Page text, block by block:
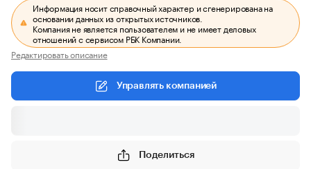
Информация носит справочный характер и сгенерирована на
основании данных из открытых источников.
Компания не является пользователем и не имеет деловых
отношений с сервисом РБК Компании.
Редактировать описание
Управлять компанией
Поделиться